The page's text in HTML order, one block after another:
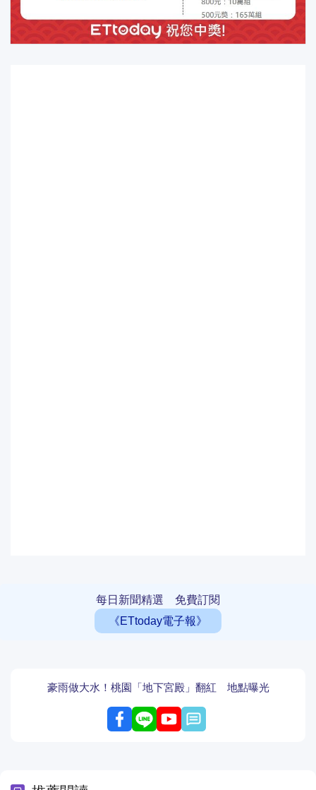
每日新聞精選 免費訂閱
《ETtoday電子報》
豪雨做大水！桃園「地下宮殿」翻紅 地點曝光